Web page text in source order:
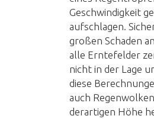
Geschwindigkeit
aufschlagen.
großen Schaden
alle Erntefelder
nicht in der Lage
diese
auch
derartigen Höhe